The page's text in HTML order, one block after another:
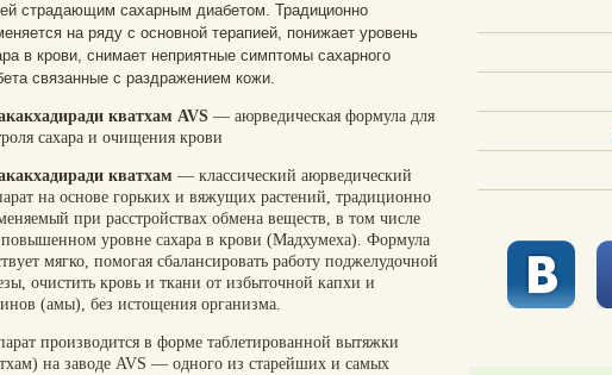
страдающим сахарным диабетом. Традиционно
на ряду с основной терапией, понижает уровень
в крови, снимает неприятные симптомы сахарного
связанные с раздражением кожи.
кватхам AVS — аюрведическая формула для
сахара и очищения крови
кватхам — классический аюрведический
на основе горьких и вяжущих растений, традиционно
при расстройствах обмена веществ, в том числе
уровне сахара в крови (Мадхумеха). Формула
мягко, помогая сбалансировать работу поджелудочной
очистить кровь и ткани от избыточной капхи и
(амы), без истощения организма.
производится в форме таблетированной вытяжки
на заводе AVS — одного из старейших и самых